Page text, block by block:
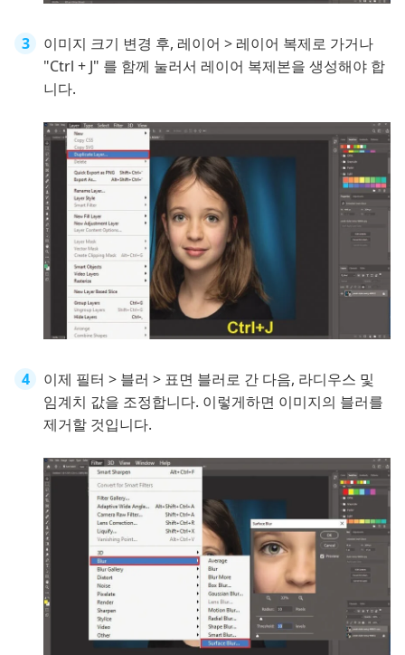
이미지 크기 변경 후, 레이어 > 레이어 복제로 가거나
"Ctrl + J" 를 함께 눌러서 레이어 복제본을 생성해야 합
니다.
이제 필터 > 블러 > 표면 블러로 간 다음, 라디우스 및
임계치 값을 조정합니다. 이렇게하면 이미지의 블러를
제거할 것입니다.